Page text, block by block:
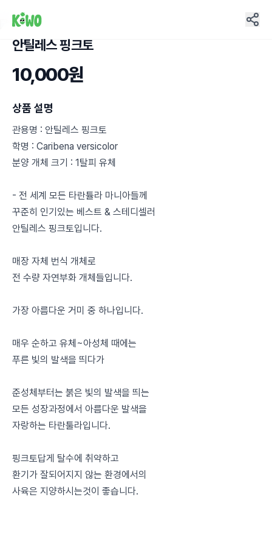
안틸레스 핑크토
10,000원
상품 설명
관용명 : 안틸레스 핑크토
학명 : Caribena versicolor
분양 개체 크기 : 1탈피 유체
- 전 세계 모든 타란튤라 마니아들께
꾸준히 인기있는 베스트 & 스테디셀러
안틸레스 핑크토입니다.
매장 자체 번식 개체로
전 수량 자연부화 개체들입니다.
가장 아름다운 거미 중 하나입니다.
매우 순하고 유체~아성체 때에는
푸른 빛의 발색을 띄다가
준성체부터는 붉은 빛의 발색을 띄는
모든 성장과정에서 아름다운 발색을
자랑하는 타란툴라입니다.
핑크토답게 탈수에 취약하고
환기가 잘되어지지 않는 환경에서의
사육은 지양하시는것이 좋습니다.